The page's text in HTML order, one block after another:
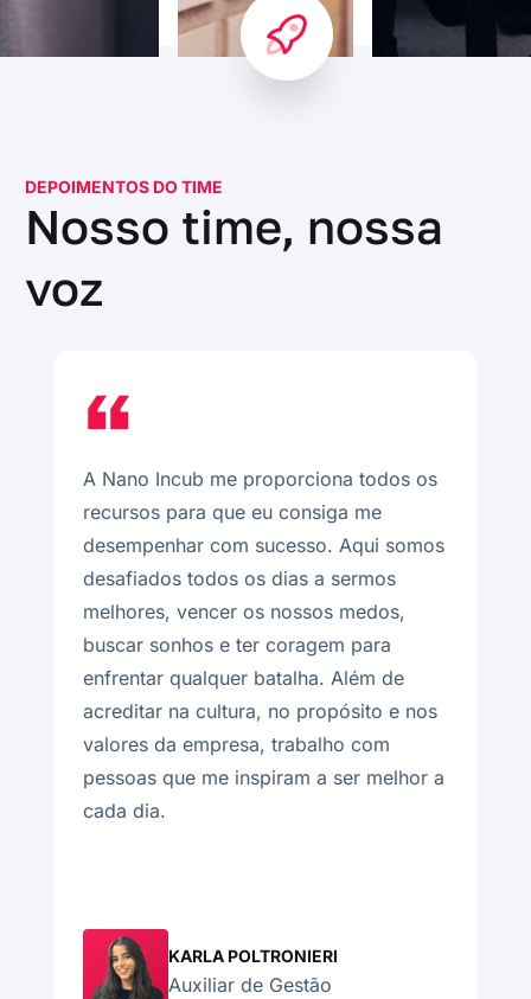
DEPOIMENTOS DO TIME
Nosso time, nossa
voz
A Nano Incub me proporciona todos os
recursos para que eu consiga me
desempenhar com sucesso. Aqui somos
desafiados todos os dias a sermos
melhores, vencer os nossos medos,
buscar sonhos e ter coragem para
enfrentar qualquer batalha. Além de
acreditar na cultura, no propósito e nos
valores da empresa, trabalho com
pessoas que me inspiram a ser melhor a
cada dia.
KARLA POLTRONIERI
Auxiliar de Gestão